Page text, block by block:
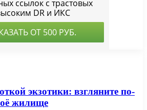
экзотики: взгляните по-
жилище